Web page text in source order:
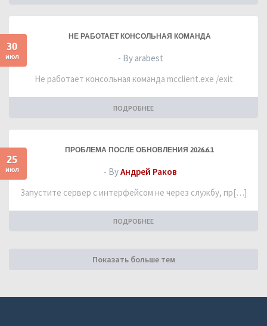
30
июл
НЕ РАБОТАЕТ КОНСОЛЬНАЯ КОМАНДА
- By arabest
Не работает консольная команда mcclient.exe /exit
ПОДРОБНЕЕ
25
июл
ПРОБЛЕМА ПОСЛЕ ОБНОВЛЕНИЯ 2026.6.1
- ByАндрей Раков
Запустите сервер с интерфейсом не через службу, пр[…]
ПОДРОБНЕЕ
Показать больше тем